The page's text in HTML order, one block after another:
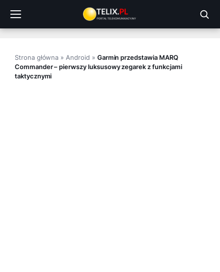
treści
Strona główna » Android » Garmin przedstawia MARQ
Commander – pierwszy luksusowy zegarek z funkcjami
taktycznymi